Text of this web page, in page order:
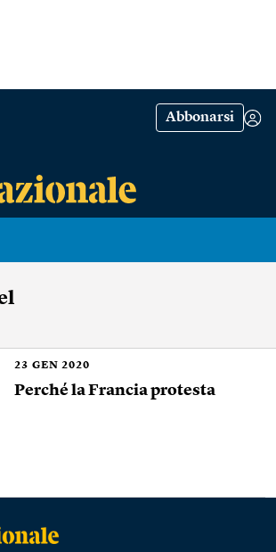
Abbonarsi
23 GEN 2020
Perché la Francia protesta